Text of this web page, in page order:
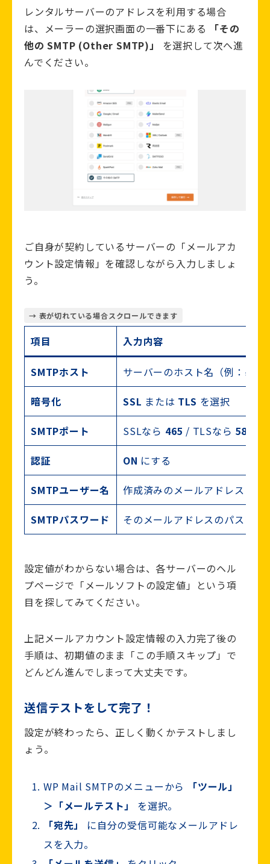
レンタルサーバーのアドレスを利用する場合
は、メーラーの選択画面の一番下にある
「その
他の SMTP (Other SMTP)」
を選択して次へ進
んでください。
ご自身が契約しているサーバーの「メールアカ
ウント設定情報」を確認しながら入力しましょ
う。
項目 入力内容
SMTPホスト サーバーのホスト名（例：
暗号化 SSL または TLS を選択
SMTPポート SSLなら 465 / TLSなら 587
認証 ON にする
SMTPユーザー名 作成済みのメールアドレス（例
SMTPパスワード そのメールアドレスのパスワー
設定値がわからない場合は、各サーバーのヘル
プページで「メールソフトの設定値」という項
目を探してみてください。
上記メールアカウント設定情報の入力完了後の
手順は、初期値のまま「この手順スキップ」で
どんどん進んでしまって大丈夫です。
送信テストをして完了！
設定が終わったら、正しく動くかテストしまし
ょう。
WP Mail SMTPのメニューから
「ツール」
＞「メールテスト」
を選択。
「宛先」
に自分の受信可能なメールアドレ
スを入力。